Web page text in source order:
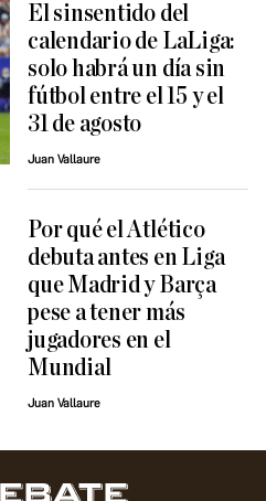
El sinsentido del
calendario de LaLiga:
solo habrá un día sin
fútbol entre el 15 y el
31 de agosto
Juan Vallaure
Por qué el Atlético
debuta antes en Liga
que Madrid y Barça
pese a tener más
jugadores en el
Mundial
Juan Vallaure